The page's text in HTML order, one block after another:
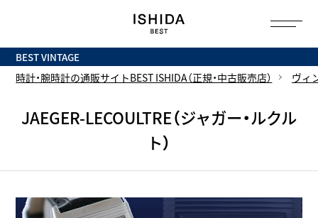
BEST VINTAGE
時計・腕時計の通販サイトBEST ISHIDA（正規・中古販売店）
ヴィ
JAEGER-LECOULTRE（ジャガー・ルクル
ト）
へ